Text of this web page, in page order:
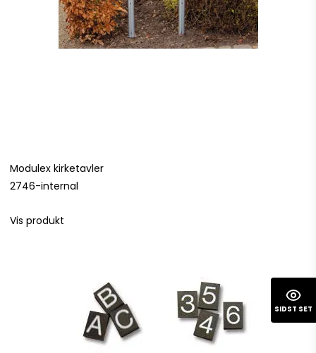
Modulex kirketavler
2746-internal
Vis produkt
SIDST SET